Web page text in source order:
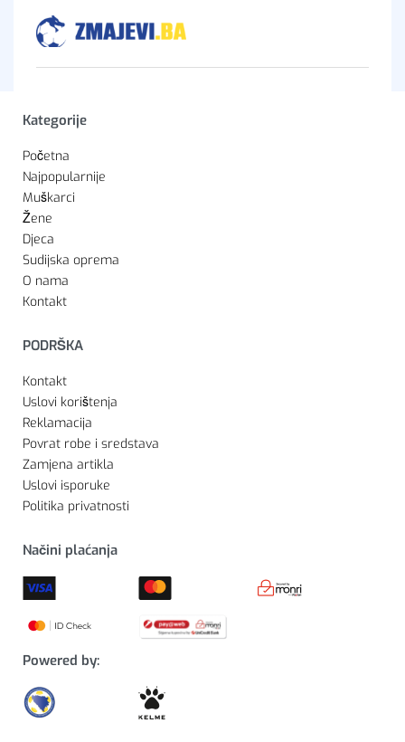
Kategorije
Početna
Najpopularnije
Muškarci
Žene
Djeca
Sudijska oprema
O nama
Kontakt
PODRŠKA
Kontakt
Uslovi korištenja
Reklamacija
Povrat robe i sredstava
Zamjena artikla
Uslovi isporuke
Politika privatnosti
Načini plaćanja
Powered by: